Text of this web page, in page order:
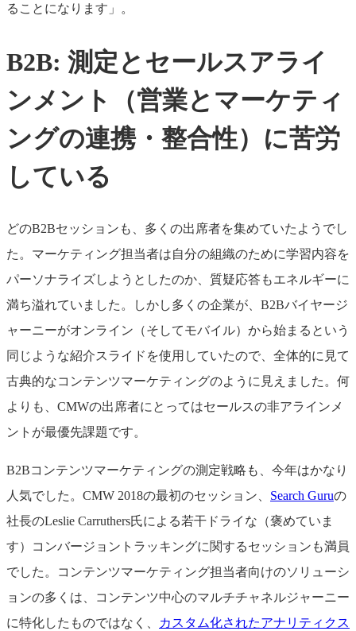
ることになります」。
B2B: 測定とセールスアライ
ンメント（営業とマーケティ
ングの連携・整合性）に苦労
している
どのB2Bセッションも、多くの出席者を集めていたようでし
た。マーケティング担当者は自分の組織のために学習内容を
パーソナライズしようとしたのか、質疑応答もエネルギーに
満ち溢れていました。しかし多くの企業が、B2Bバイヤージ
ャーニーがオンライン（そしてモバイル）から始まるという
同じような紹介スライドを使用していたので、全体的に見て
古典的なコンテンツマーケティングのように見えました。何
よりも、CMWの出席者にとってはセールスの非アラインメ
ントが最優先課題です。
B2Bコンテンツマーケティングの測定戦略も、今年はかなり
人気でした。CMW 2018の最初のセッション、 Search Guruの
社長のLeslie Carruthers氏による若干ドライな（褒めていま
す）コンバージョントラッキングに関するセッションも満員
でした。コンテンツマーケティング担当者向けのソリューシ
ョンの多くは、コンテンツ中心のマルチチャネルジャーニー
に特化したものではなく、
カスタム化されたアナリティクス